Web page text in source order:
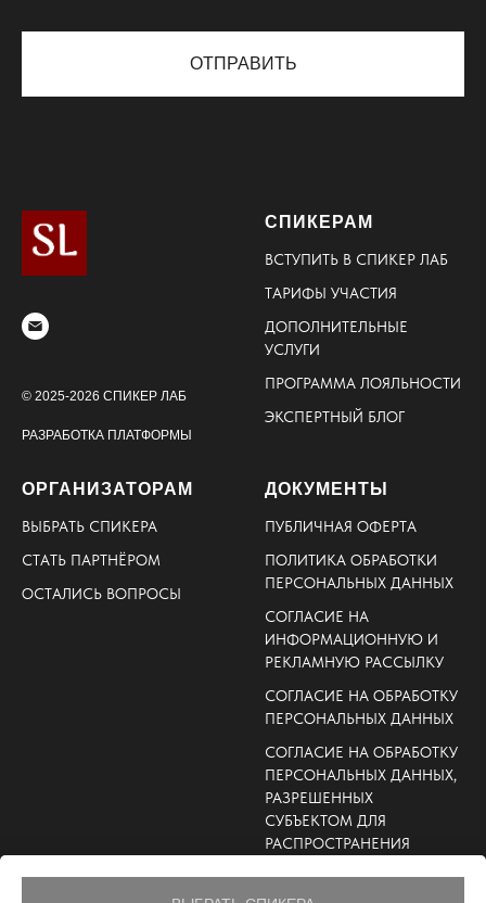
ОТПРАВИТЬ
© 2025-2026 СПИКЕР ЛАБ
РАЗРАБОТКА ПЛАТФОРМЫ
СПИКЕРАМ
ВСТУПИТЬ В СПИКЕР ЛАБ
ТАРИФЫ УЧАСТИЯ
ДОПОЛНИТЕЛЬНЫЕ
УСЛУГИ
ПРОГРАММА ЛОЯЛЬНОСТИ
ЭКСПЕРТНЫЙ БЛОГ
ОРГАНИЗАТОРАМ
ВЫБРАТЬ СПИКЕРА
СТАТЬ ПАРТНЁРОМ
ОСТАЛИСЬ ВОПРОСЫ
ДОКУМЕНТЫ
ПУБЛИЧНАЯ ОФЕРТА
ПОЛИТИКА ОБРАБОТКИ
ПЕРСОНАЛЬНЫХ ДАННЫХ
СОГЛАСИЕ НА
ИНФОРМАЦИОННУЮ И
РЕКЛАМНУЮ РАССЫЛКУ
СОГЛАСИЕ НА ОБРАБОТКУ
ПЕРСОНАЛЬНЫХ ДАННЫХ
СОГЛАСИЕ НА ОБРАБОТКУ
ПЕРСОНАЛЬНЫХ ДАННЫХ,
РАЗРЕШЕННЫХ
СУБЪЕКТОМ ДЛЯ
РАСПРОСТРАНЕНИЯ